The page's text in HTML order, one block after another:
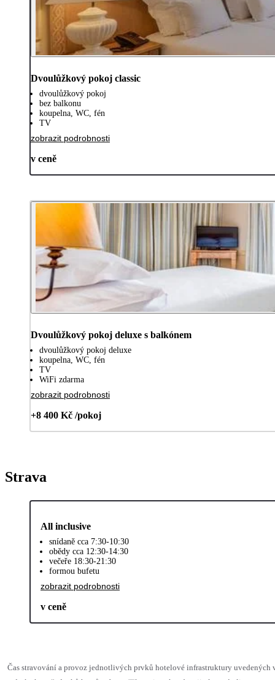
Dvoulůžkový pokoj classic
dvoulůžkový pokoj
bez balkonu
koupelna, WC, fén
TV
zobrazit podrobnosti
v ceně
Dvoulůžkový pokoj deluxe s balkónem
dvoulůžkový pokoj deluxe
koupelna, WC, fén
TV
WiFi zdarma
zobrazit podrobnosti
+8 400 Kč /pokoj
Strava
All inclusive
snídaně cca 7:30-10:30
obědy cca 12:30-14:30
večeře 18:30-21:30
formou bufetu
zobrazit podrobnosti
v ceně
Čas stravování a provoz jednotlivých prvků hotelové infrastruktury uvedených